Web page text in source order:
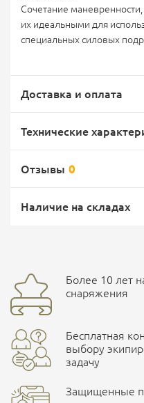
Сочетание маневренности,
их идеальными для
специальных силовых
Доставка и оплата
Доставка Почтой России
Доставка курьерской
Технические
Размер
Бренд
Страна производитель
Характеристики
Размер
Отзывы 0
Наличие на складах
улица Маяковского, 10
Более 10 лет
снаряжения
Бесплатная
выбору
задачу
Защищенные